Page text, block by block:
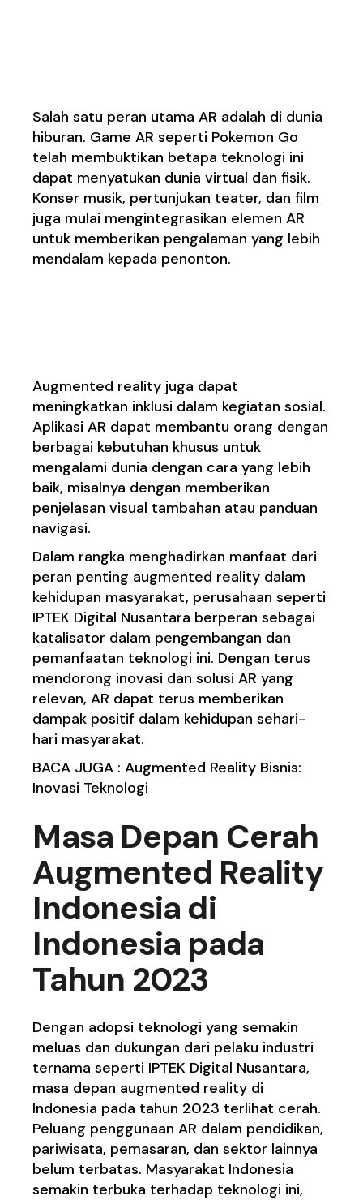
Salah satu peran utama AR adalah di dunia
hiburan. Game AR seperti Pokemon Go
telah membuktikan betapa teknologi ini
dapat menyatukan dunia virtual dan fisik.
Konser musik, pertunjukan teater, dan film
juga mulai mengintegrasikan elemen AR
untuk memberikan pengalaman yang lebih
mendalam kepada penonton.
Augmented reality juga dapat
meningkatkan inklusi dalam kegiatan sosial.
Aplikasi AR dapat membantu orang dengan
berbagai kebutuhan khusus untuk
mengalami dunia dengan cara yang lebih
baik, misalnya dengan memberikan
penjelasan visual tambahan atau panduan
navigasi.
Dalam rangka menghadirkan manfaat dari
peran penting augmented reality dalam
kehidupan masyarakat, perusahaan seperti
IPTEK Digital Nusantara berperan sebagai
katalisator dalam pengembangan dan
pemanfaatan teknologi ini. Dengan terus
mendorong inovasi dan solusi AR yang
relevan, AR dapat terus memberikan
dampak positif dalam kehidupan sehari-
hari masyarakat.
BACA JUGA :Augmented Reality Bisnis:
Inovasi Teknologi
Masa Depan Cerah
Augmented Reality
Indonesia di
Indonesia pada
Tahun 2023
Dengan adopsi teknologi yang semakin
meluas dan dukungan dari pelaku industri
ternama seperti IPTEK Digital Nusantara,
masa depan augmented reality di
Indonesia pada tahun 2023 terlihat cerah.
Peluang penggunaan AR dalam pendidikan,
pariwisata, pemasaran, dan sektor lainnya
belum terbatas. Masyarakat Indonesia
semakin terbuka terhadap teknologi ini,